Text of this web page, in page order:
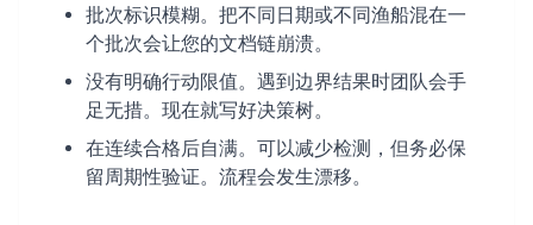
批次标识模糊。把不同日期或不同渔船混在一
个批次会让您的文档链崩溃。
没有明确行动限值。遇到边界结果时团队会手
足无措。现在就写好决策树。
在连续合格后自满。可以减少检测，但务必保
留周期性验证。流程会发生漂移。